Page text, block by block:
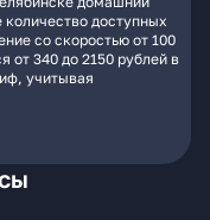
доступных
со скоростью от 100
от 340 до 2150 рублей в
учитывая